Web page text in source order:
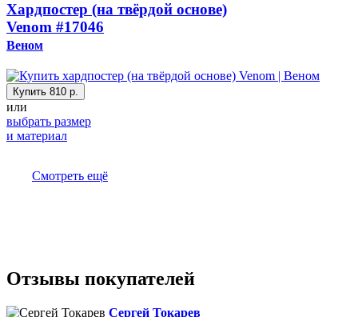
Хардпостер (на твёрдой основе)
Venom #17046
Веном
Купить 810 р.
или
выбрать размер
и материал
Смотреть ещё
Отзывы покупателей
Сергей Токарев